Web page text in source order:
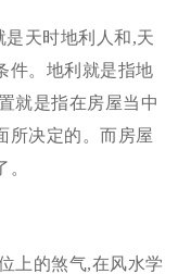
天时地利人和,天
件。地利就是指地
就是指在房屋当中
所决定的。而房屋
上的煞气,在风水学